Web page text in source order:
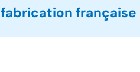
fabrication française